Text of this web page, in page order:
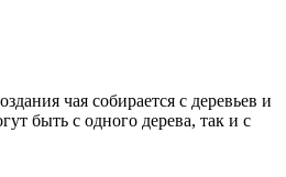
чая собирается с деревьев и
быть с одного дерева, так и с